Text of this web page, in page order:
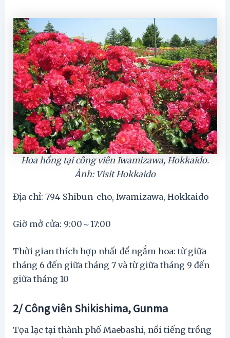
Hoa hồng tại công viên Iwamizawa, Hokkaido.
Ảnh: Visit Hokkaido
Địa chỉ: 794 Shibun-cho, Iwamizawa, Hokkaido
Giờ mở cửa: 9:00～17:00
Thời gian thích hợp nhất để ngắm hoa: từ giữa
tháng 6 đến giữa tháng 7 và từ giữa tháng 9 đến
giữa tháng 10
2/ Công viên Shikishima, Gunma
Tọa lạc tại thành phố Maebashi, nổi tiếng trồng